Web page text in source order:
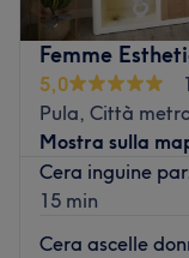
Femme
5,0
Pula, Città
Mostra sulla
Cera inguine
15 min
Cera ascelle